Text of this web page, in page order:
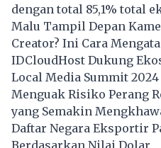
dengan total 85,1% total
Malu Tampil Depan
Creator? Ini Cara
IDCloudHost Dukung
Local Media Summit 2024
Menguak Risiko Perang
yang Semakin
Daftar Negara Eksportir
Berdasarkan Nilai Dolar